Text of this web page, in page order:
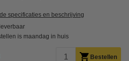
specificaties en beschrijving
is maandag in huis
Bestellen